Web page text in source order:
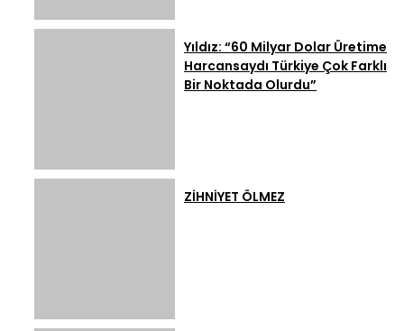
Yıldız: “60 Milyar Dolar Üretime
Harcansaydı Türkiye Çok Farklı
Bir Noktada Olurdu”
ZİHNİYET ÖLMEZ